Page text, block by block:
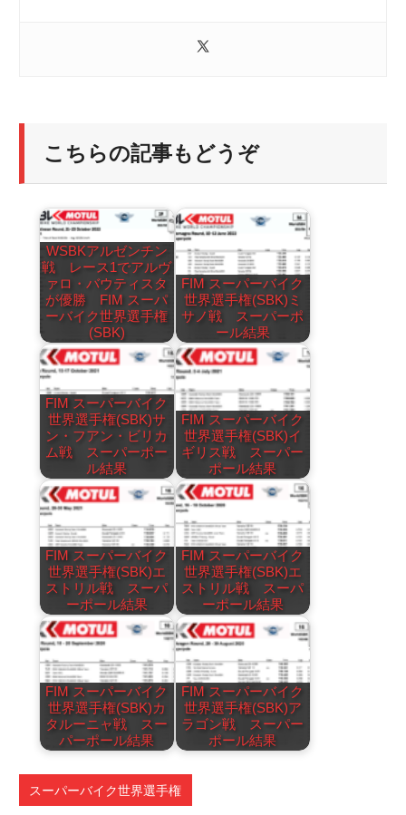
こちらの記事もどうぞ
WSBKアルゼンチン
戦 レース1でアルヴ
ァロ・バウティスタ
が優勝 FIM スーパ
ーバイク世界選手権
(SBK)
FIM スーパーバイク
世界選手権(SBK)ミ
サノ戦 スーパーポ
ール結果
FIM スーパーバイク
世界選手権(SBK)サ
ン・フアン・ビリカ
ム戦 スーパーポー
ル結果
FIM スーパーバイク
世界選手権(SBK)イ
ギリス戦 スーパー
ポール結果
FIM スーパーバイク
世界選手権(SBK)エ
ストリル戦 スーパ
ーポール結果
FIM スーパーバイク
世界選手権(SBK)エ
ストリル戦 スーパ
ーポール結果
FIM スーパーバイク
世界選手権(SBK)カ
タルーニャ戦 スー
パーポール結果
FIM スーパーバイク
世界選手権(SBK)ア
ラゴン戦 スーパー
ポール結果
スーパーバイク世界選手権